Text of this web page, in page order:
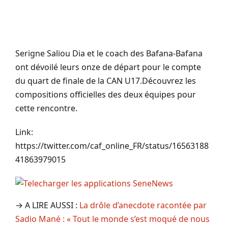
Serigne Saliou Dia et le coach des Bafana-Bafana
ont dévoilé leurs onze de départ pour le compte
du quart de finale de la CAN U17.Découvrez les
compositions officielles des deux équipes pour
cette rencontre.
Link:
https://twitter.com/caf_online_FR/status/16563188
41863979015
→ A LIRE AUSSI : La drôle d’anecdote racontée par
Sadio Mané : « Tout le monde s’est moqué de nous